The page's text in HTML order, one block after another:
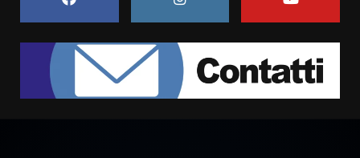
Fasanese ferito a colpi di arma
da fuoco
6 Agosto 2026 18:13